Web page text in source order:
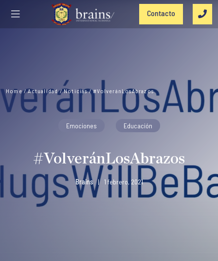
Contacto
Home/Actualidad/Noticias/#VolveránLosAbrazos
Emociones Educación
#VolveránLosAbrazos
Brains | 1 febrero, 2021